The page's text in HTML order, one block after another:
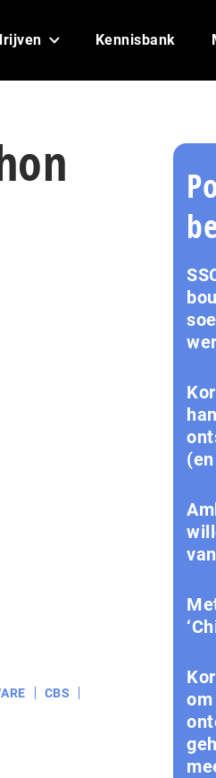
Kennisbank
CBS